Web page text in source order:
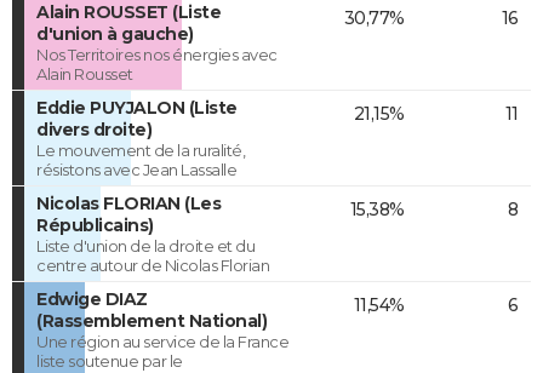
Alain ROUSSET (Liste
d'union à gauche)
Nos Territoires nos énergies avec
Alain Rousset
30,77% 16
Eddie PUYJALON (Liste
divers droite)
Le mouvement de la ruralité,
résistons avec Jean Lassalle
21,15% 11
Nicolas FLORIAN (Les
Républicains)
Liste d'union de la droite et du
centre autour de Nicolas Florian
15,38% 8
Edwige DIAZ
(Rassemblement National)
Une région au service de la France
liste soutenue par le
11,54% 6